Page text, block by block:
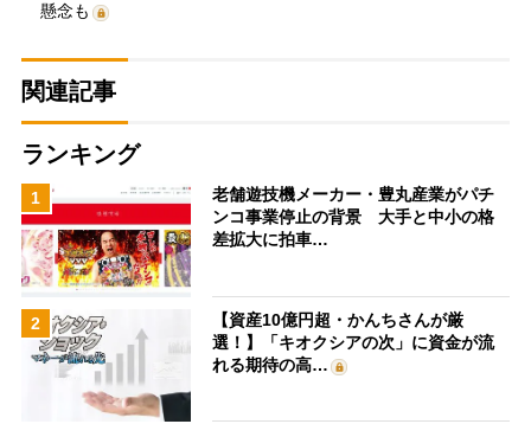
懸念も
関連記事
ランキング
1
老舗遊技機メーカー・豊丸産業がパチ
ンコ事業停止の背景 大手と中小の格
差拡大に拍車…
2
【資産10億円超・かんちさんが厳
選！】「キオクシアの次」に資金が流
れる期待の高…